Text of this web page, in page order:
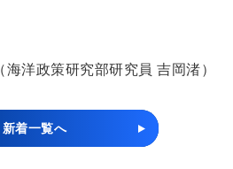
（海洋政策研究部研究員 吉岡渚）
新着一覧へ